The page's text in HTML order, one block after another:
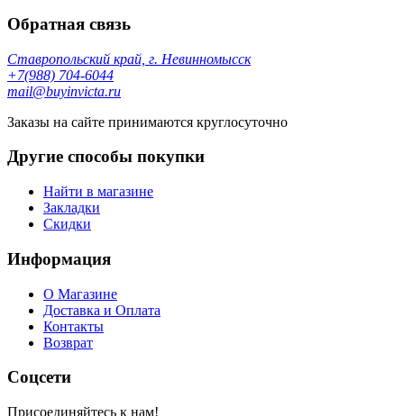
Обратная связь
Ставропольский край, г. Невинномысск
+7(988) 704-6044
mail@buyinvicta.ru
Заказы на сайте принимаются круглосуточно
Другие способы покупки
Найти в магазине
Закладки
Скидки
Информация
О Магазине
Доставка и Оплата
Контакты
Возврат
Соцсети
Присоединяйтесь к нам!